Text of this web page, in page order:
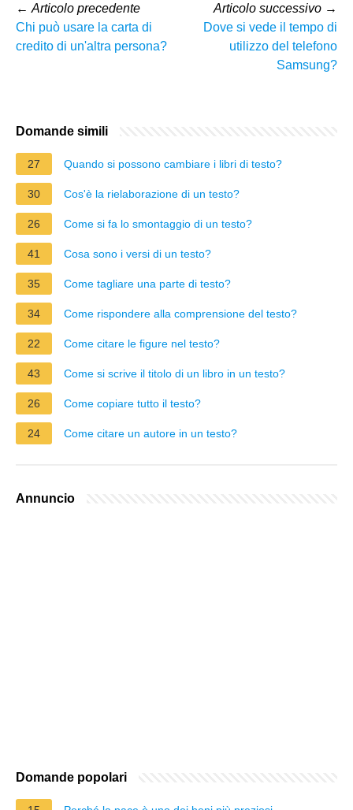
← Articolo precedente
Chi può usare la carta di
credito di un'altra persona?
Articolo successivo →
Dove si vede il tempo di
utilizzo del telefono
Samsung?
Domande simili
27 Quando si possono cambiare i libri di testo?
30 Cos'è la rielaborazione di un testo?
26 Come si fa lo smontaggio di un testo?
41 Cosa sono i versi di un testo?
35 Come tagliare una parte di testo?
34 Come rispondere alla comprensione del testo?
22 Come citare le figure nel testo?
43 Come si scrive il titolo di un libro in un testo?
26 Come copiare tutto il testo?
24 Come citare un autore in un testo?
Annuncio
Domande popolari